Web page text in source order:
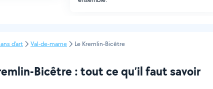
d'art Val-de-marne Le Kremlin-Bicêtre
Bicêtre : tout ce qu’il faut savoir